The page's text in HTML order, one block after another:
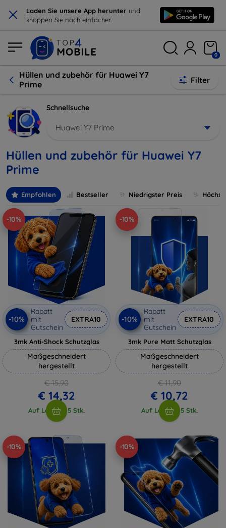
× Laden Sie unsere App herunter und
shoppen Sie noch einfacher.
0
Hüllen und zubehör für Huawei Y7
Prime
Filter
Schnellsuche
Huawei Y7 Prime
Hüllen und zubehör für Huawei Y7
Prime
Empfohlen Bestseller Niedrigster Preis
-10%
-10%
Rabatt
mit
Gutschein
EXTRA10
3mk Anti-Shock Schutzglas
Maßgeschneidert
hergestellt
€ 15,90
€ 14,32
Auf Lager > 5 Stk.
-10%
-10%
Rabatt
mit
Gutschein
EXTRA10
3mk Pure Matt Schutzglas
Maßgeschneidert
hergestellt
€ 11,90
€ 10,72
Auf Lager > 5 Stk.
-10% -10%